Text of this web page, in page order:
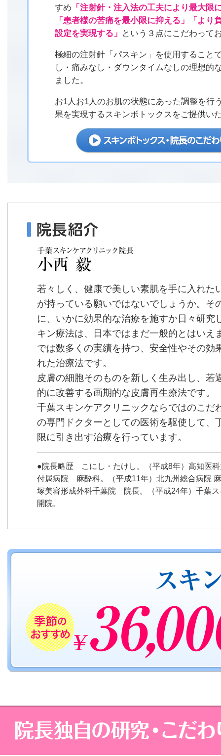
すめ 「注射針・注入法の工夫により最大限
「患者様の苦痛を最小限に抑える」「より
設定を実現する」
という３点にこだわって
極細の注射針「パスキン」を使用すること
し・痛みなし・ダウンタイムなしの理想的
ました。
お1人お1人のお肌の状態にあった調整を行
果を実現するスキンボトックスをご提供い
若々しく、健康で美しい素肌を手に入れた
が持っている願いではないでしょうか。そ
に、いかに効果的な治療を施すか日々研究
キン療法は、日本ではまだ一般的とはいえ
では数多くの実績を持つ、安全性やその効
れた治療法です。
皮膚の細胞そのものを新しく生み出し、若
的に改善する画期的な皮膚再生療法です。
千葉スキンケアクリニックならではのこだ
の専門ドクターとしての医術を駆使して、
限に引き出す治療を行っています。
●院長略歴 こにし・たけし。（平成8年）高知医
付属病院 麻酔科。（平成11年）北九州総合病院
塚美容形成外科千葉院 院長。（平成24年）千葉
開院。